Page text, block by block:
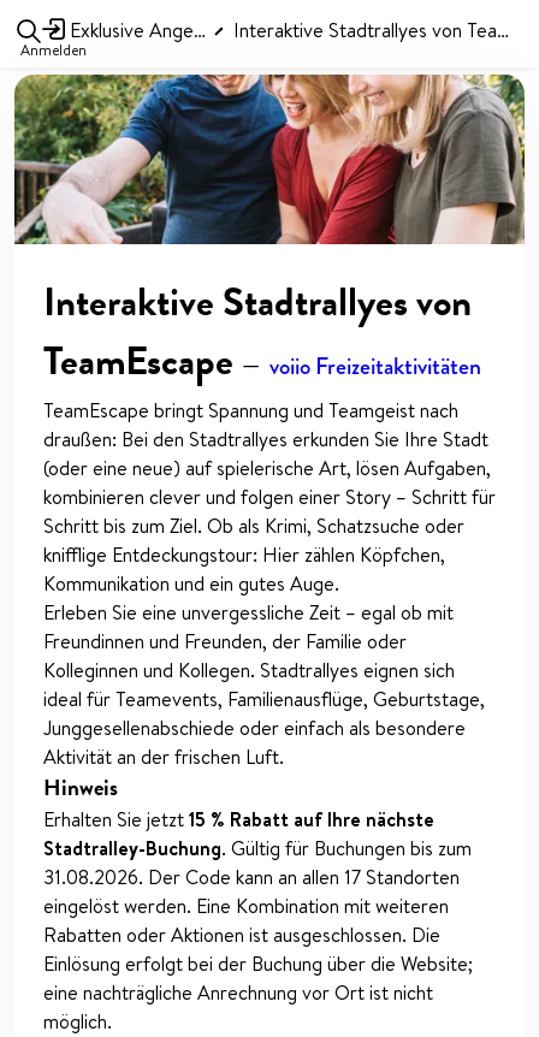
Anmelden
Exklusive Angebote Interaktive Stadtrallyes von TeamEscape
Interaktive Stadtrallyes von
TeamEscape — voiio Freizeitaktivitäten
TeamEscape bringt Spannung und Teamgeist nach
draußen: Bei den Stadtrallyes erkunden Sie Ihre Stadt
(oder eine neue) auf spielerische Art, lösen Aufgaben,
kombinieren clever und folgen einer Story – Schritt für
Schritt bis zum Ziel. Ob als Krimi, Schatzsuche oder
knifflige Entdeckungstour: Hier zählen Köpfchen,
Kommunikation und ein gutes Auge.
Erleben Sie eine unvergessliche Zeit – egal ob mit
Freundinnen und Freunden, der Familie oder
Kolleginnen und Kollegen. Stadtrallyes eignen sich
ideal für Teamevents, Familienausflüge, Geburtstage,
Junggesellenabschiede oder einfach als besondere
Aktivität an der frischen Luft.
Hinweis
Erhalten Sie jetzt15 % Rabatt auf Ihre nächste
Stadtralley-Buchung. Gültig für Buchungen bis zum
31.08.2026. Der Code kann an allen 17 Standorten
eingelöst werden. Eine Kombination mit weiteren
Rabatten oder Aktionen ist ausgeschlossen. Die
Einlösung erfolgt bei der Buchung über die Website;
eine nachträgliche Anrechnung vor Ort ist nicht
möglich.